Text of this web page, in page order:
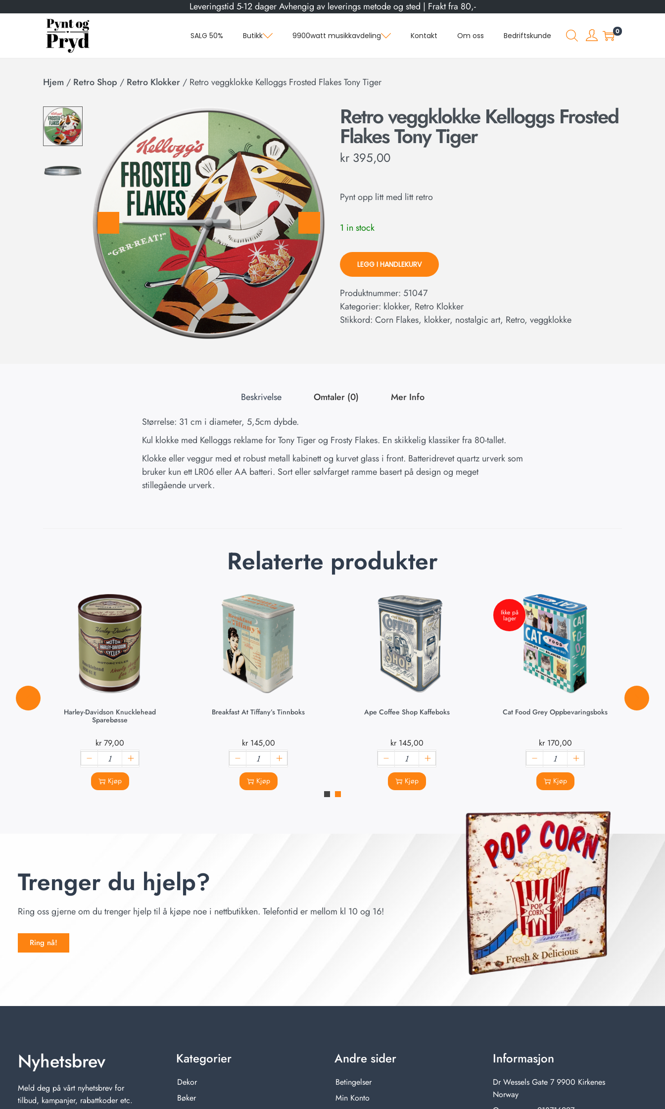
Leveringstid 5-12 dager Avhengig av leverings metode og sted | Frakt fra 80,-
SALG 50% Butikk 9900watt musikkavdeling Kontakt Om oss Bedriftskunde 0
Hjem / Retro Shop / Retro Klokker / Retro veggklokke Kelloggs Frosted Flakes Tony Tiger
Retro veggklokke Kelloggs Frosted
Flakes Tony Tiger
kr 395,00
Pynt opp litt med litt retro
1 in stock
LEGG I HANDLEKURV
Produktnummer: 51047
Kategorier: klokker, Retro Klokker
Stikkord: Corn Flakes, klokker, nostalgic art, Retro, veggklokke
Beskrivelse Omtaler (0)
Mer Info
Størrelse: 31 cm i diameter, 5,5cm dybde.
Kul klokke med Kelloggs reklame for Tony Tiger og Frosty Flakes. En skikkelig klassiker fra 80-tallet.
Klokke eller veggur med et robust metall kabinett og kurvet glass i front. Batteridrevet quartz urverk som
bruker kun ett LR06 eller AA batteri. Sort eller sølvfarget ramme basert på design og meget
stillegående urverk.
Relaterte produkter
Harley-Davidson Knucklehead
Sparebøsse
kr79,00
Kjøp
Breakfast At Tiffany’s Tinnboks
kr145,00
Kjøp
Ape Coffee Shop Kaffeboks
kr145,00
Kjøp
Ikke på
lager
Cat Food Grey Oppbevaringsboks
kr170,00
Kjøp
Trenger du hjelp?
Ring oss gjerne om du trenger hjelp til å kjøpe noe i nettbutikken. Telefontid er mellom kl 10 og 16!
Ring nå!
Nyhetsbrev
Meld deg på vårt nyhetsbrev for
tilbud, kampanjer, rabattkoder etc.
Kategorier
Dekor
Bøker
Andre sider
Betingelser
Min Konto
Informasjon
Dr Wessels Gate 7 9900 Kirkenes
Norway